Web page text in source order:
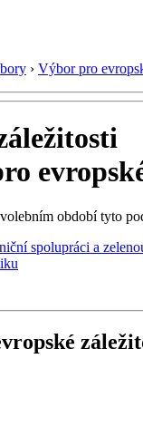
› Výbor pro
období tyto
spolupráci a